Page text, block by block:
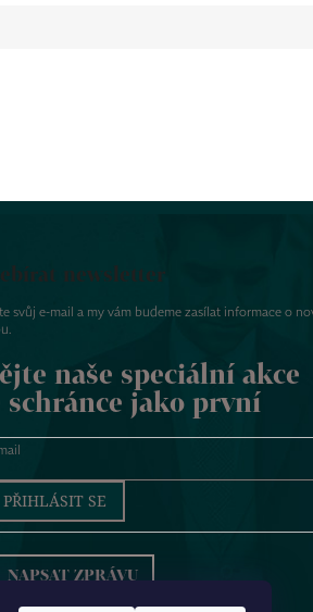
newsletter
svůj e-mail a my vám budeme zasílat informace o
naše speciální akce
schránce jako první
PŘIHLÁSIT SE
NAPSAT ZPRÁVU